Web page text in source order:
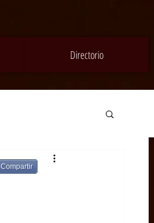
Directorio
Compartir